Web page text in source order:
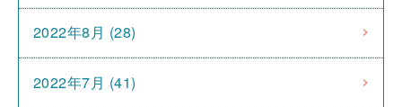
2022年8月 (28)
2022年7月 (41)